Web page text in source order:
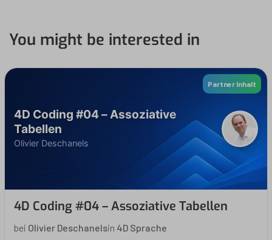
You might be interested in
Partner Inhalt
4D Coding #04 – Assoziative
Tabellen
Olivier Deschanels
4D Coding #04 – Assoziative Tabellen
bei Olivier Deschanelsin 4D Sprache